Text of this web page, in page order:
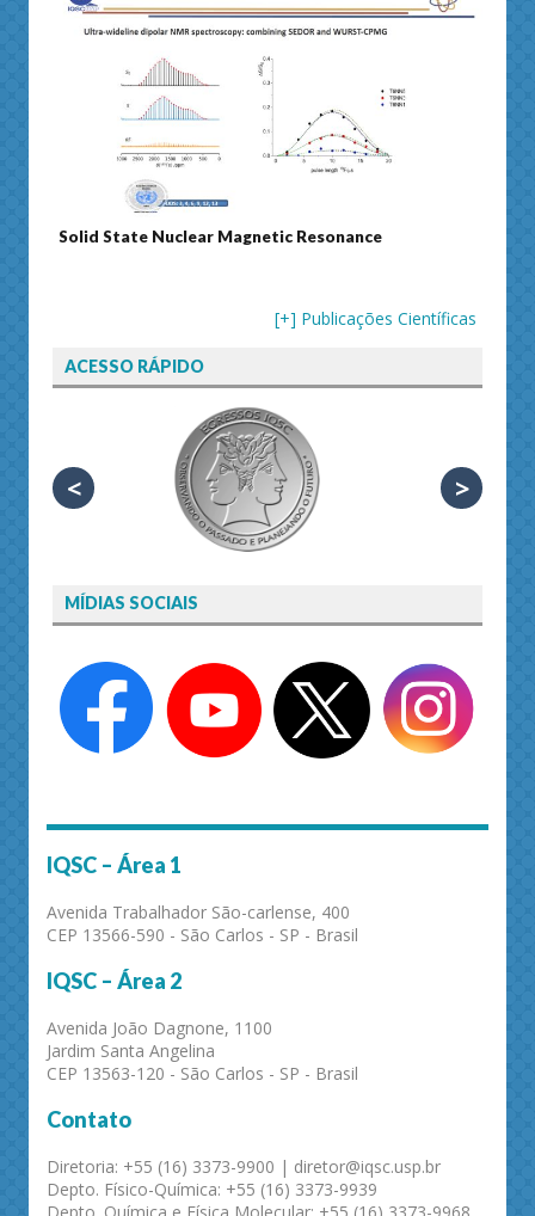
Solid State Nuclear Magnetic Resonance
[+] Publicações Científicas
ACESSO RÁPIDO
< >
MÍDIAS SOCIAIS
IQSC – Área 1
Avenida Trabalhador São-carlense, 400
CEP 13566-590 - São Carlos - SP - Brasil
IQSC – Área 2
Avenida João Dagnone, 1100
Jardim Santa Angelina
CEP 13563-120 - São Carlos - SP - Brasil
Contato
Diretoria: +55 (16) 3373-9900 | diretor@iqsc.usp.br
Depto. Físico-Química: +55 (16) 3373-9939